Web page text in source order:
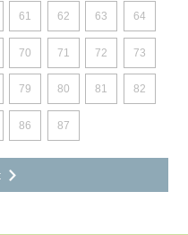
61 62 63 64
70 71 72 73
79 80 81 82
86 87